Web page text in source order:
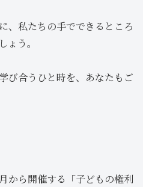
、私たちの手でできるところ
う。
び合うひと時を、あなたもご
から開催する「子どもの権利